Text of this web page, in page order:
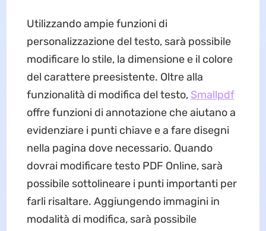
Utilizzando ampie funzioni di
personalizzazione del testo, sarà possibile
modificare lo stile, la dimensione e il colore
del carattere preesistente. Oltre alla
funzionalità di modifica del testo, Smallpdf
offre funzioni di annotazione che aiutano a
evidenziare i punti chiave e a fare disegni
nella pagina dove necessario. Quando
dovrai modificare testo PDF Online, sarà
possibile sottolineare i punti importanti per
farli risaltare. Aggiungendo immagini in
modalità di modifica, sarà possibile